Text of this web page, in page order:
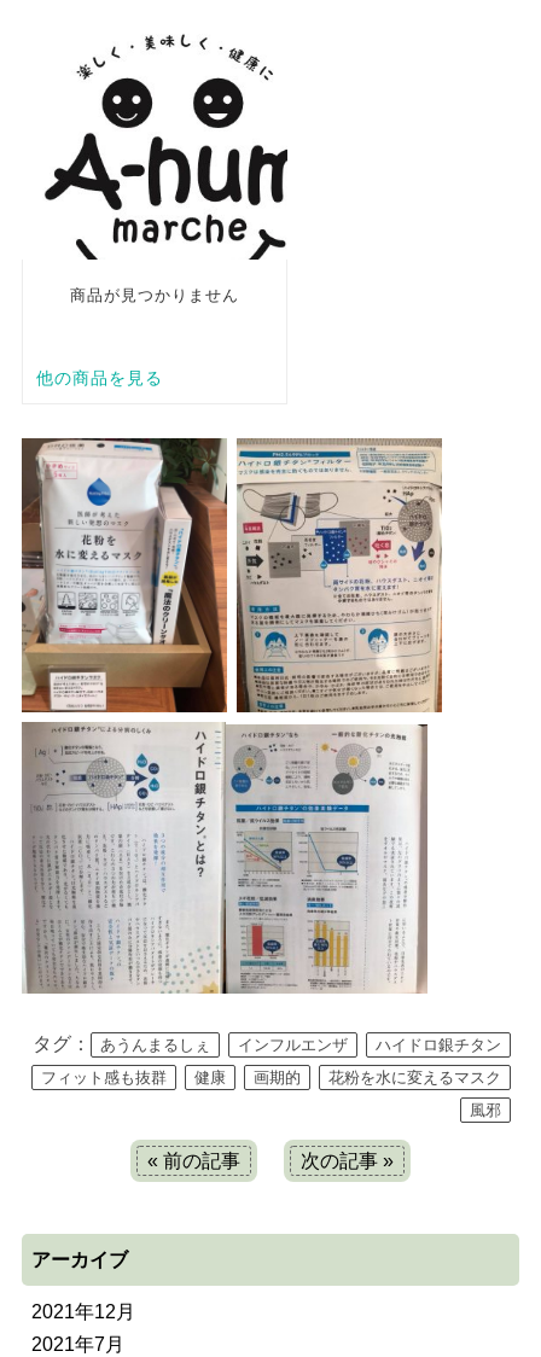
タグ： あうんまるしぇ インフルエンザ
ハイドロ銀チタン
フィット感も抜群
健康 画期的
花粉を水に変えるマスク
風邪
« 前の記事 次の記事 »
アーカイブ
2021年12月
2021年7月